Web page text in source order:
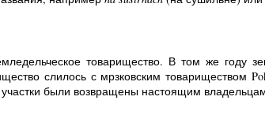
товарищество. В том же году
слилось с мрзковским товариществом
были возвращены настоящим